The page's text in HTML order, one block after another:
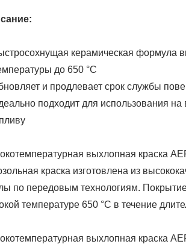
керамическая формула
до 650 °C
и продлевает срок службы
подходит для использования на
выхлопная краска
краска изготовлена из
по передовым технологиям.
температуре 650 °C в течение
выхлопная краска